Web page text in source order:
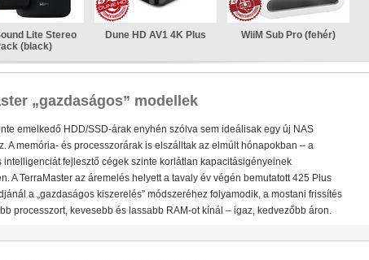
Plusz teljesítmény komolyabb feladatokhoz!
• Intel processzor
GB-ig bővíthető!)
• 2×5 GBit-es ethernet (+ SMB dual
(tárhely és/vagy cache)
Lite Stereo
(black)
Dune HD AV1 4K Plus WiiM Sub Pro (fehér)
„gazdaságos” modellek
emelkedő HDD/SSD-árak enyhén szólva sem ideálisak egy új NAS
A memória- és processzorárak is elszálltak az elmúlt hónapokban – a
intelligenciát fejlesztő cégek szinte korlátlan kapacitásigényeinek
A TerraMaster az áremelés helyett a tavaly év végén bemutatott 425 Plus
a „gazdaságos kiszerelés” módszeréhez folyamodik, a mostani frissítés
processzort, kevesebb és lassabb RAM-ot kínál – igaz, kedvezőbb áron.